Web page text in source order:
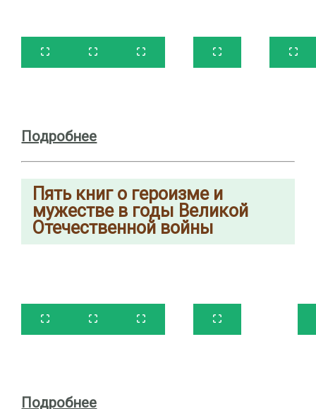
Подробнее
Пять книг о героизме и
мужестве в годы Великой
Отечественной войны
Подробнее